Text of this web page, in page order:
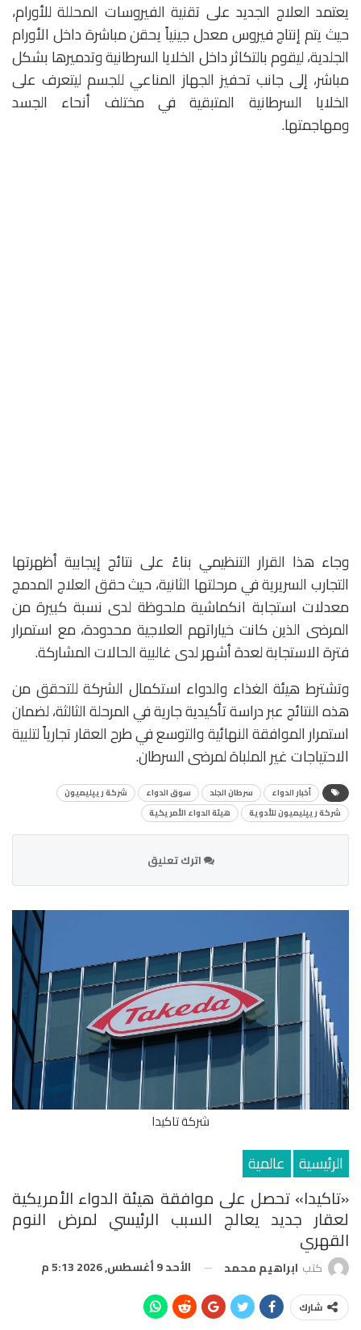
يعتمد العلاج الجديد على تقنية الفيروسات المحللة للأورام،
حيث يتم إنتاج فيروس معدل جينياً يحقن مباشرة داخل الأورام
الجلدية، ليقوم بالتكاثر داخل الخلايا السرطانية وتدميرها بشكل
مباشر، إلى جانب تحفيز الجهاز المناعي للجسم ليتعرف على
الخلايا السرطانية المتبقية في مختلف أنحاء الجسد
ومهاجمتها.
وجاء هذا القرار التنظيمي بناءً على نتائج إيجابية أظهرتها
التجارب السريرية في مرحلتها الثانية، حيث حقق العلاج المدمج
معدلات استجابة انكماشية ملحوظة لدى نسبة كبيرة من
المرضى الذين كانت خياراتهم العلاجية محدودة، مع استمرار
فترة الاستجابة لعدة أشهر لدى غالبية الحالات المشاركة.
وتشترط هيئة الغذاء والدواء استكمال الشركة للتحقق من
هذه النتائج عبر دراسة تأكيدية جارية في المرحلة الثالثة، لضمان
استمرار الموافقة النهائية والتوسع في طرح العقار تجارياً لتلبية
الاحتياجات غير الملباة لمرضى السرطان.
أخبار الدواء سرطان الجلد سوق الدواء
شركة ريپليميون
شركة ريپليميون للأدوية
هيئة الدواء الأمريكية
اترك تعليق
شركة تاكيدا
الرئيسية عالمية
«تاكيدا» تحصل على موافقة هيئة الدواء الأمريكية
لعقار جديد يعالج السبب الرئيسي لمرض النوم
القهري
كتب ابراهيم محمد الأحد 9 أغسطس, 2026 5:13 م
شارك